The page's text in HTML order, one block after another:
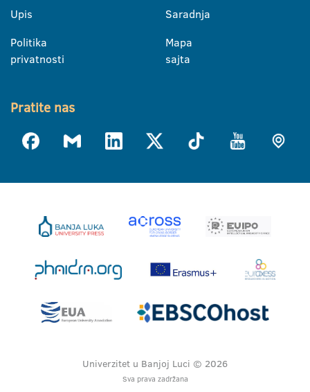
Upis
Politika
privatnosti
Saradnja
Mapa
sajta
Pratite nas
Univerzitet u Banjoj Luci © 2026
Sva prava zadržana